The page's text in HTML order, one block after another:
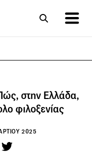
στην Ελλάδα,
φιλοξενίας
2025